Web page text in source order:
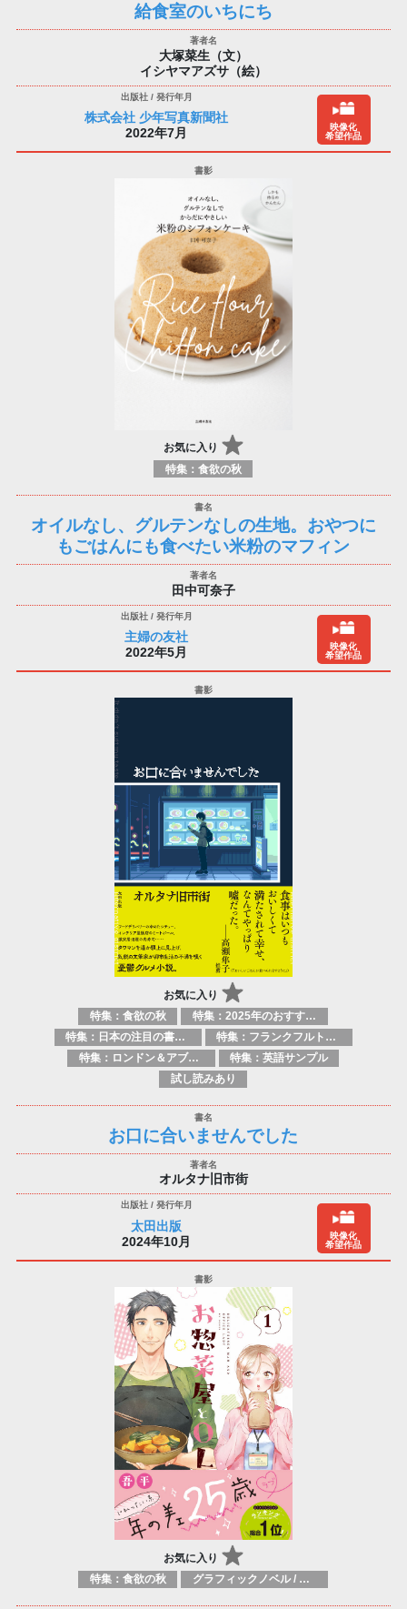
給食室のいちにち
大塚菜生（文）
イシヤマアズサ（絵）
株式会社 少年写真新聞社
2022年7月
映像化
希望作品
お気に入り
特集：食欲の秋
オイルなし、グルテンなしの生地。おやつに
もごはんにも食べたい米粉のマフィン
田中可奈子
主婦の友社
2022年5月
映像化
希望作品
お気に入り
特集：食欲の秋
特集：2025年のおすすめ書籍
特集：日本の注目の書き手たち
特集：フランクフルト2025
特集：ロンドン＆アブダビブックフェア2026
特集：英語サンプル
試し読みあり
お口に合いませんでした
オルタナ旧市街
太田出版
2024年10月
映像化
希望作品
お気に入り
特集：食欲の秋 グラフィックノベル / コミックブック / 漫画：スタイル / 伝統